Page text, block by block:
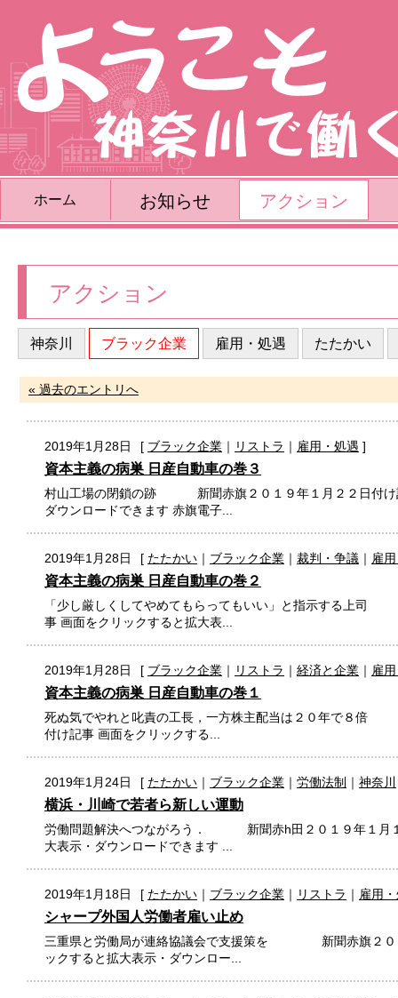
ホーム お知らせ アクション
アクション
神奈川 ブラック企業 雇用・処遇 たたかい
« 過去のエントリへ
2019年1月28日 [ ブラック企業 ｜ リストラ ｜ 雇用・処遇 ]
資本主義の病巣 日産自動車の巻３
村山工場の閉鎖の跡 新聞赤旗２０１９年１月２２日付け
ダウンロードできます 赤旗電子...
2019年1月28日 [ たたかい ｜ ブラック企業 ｜ 裁判・争議 ｜ 雇
資本主義の病巣 日産自動車の巻２
「少し厳しくしてやめてもらってもいい」と指示する上
事 画面をクリックすると拡大表...
2019年1月28日 [ ブラック企業 ｜ リストラ ｜ 経済と企業 ｜ 雇
資本主義の病巣 日産自動車の巻１
死ぬ気でやれと叱責の工長，一方株主配当は２０年で
付け記事 画面をクリックする...
2019年1月24日 [ たたかい ｜ ブラック企業 ｜ 労働法制 ｜ 神奈川
横浜・川崎で若者ら新しい運動
労働問題解決へつながろう． 新聞赤h田２０１９年１月１
大表示・ダウンロードできます ...
2019年1月18日 [ たたかい ｜ ブラック企業 ｜ リストラ ｜ 雇用
シャープ外国人労働者雇い止め
三重県と労働局が連絡協議会で支援策を 新聞赤旗２０１
ックすると拡大表示・ダウンロー...